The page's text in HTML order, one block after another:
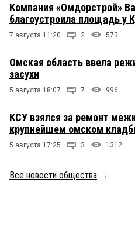
Компания «Омдорстрой»
благоустроила площадь
7 августа 11:20 2 573
Омская область ввела
засухи
5 августа 18:07 7 996
КСУ взялся за ремонт
крупнейшем омском
5 августа 17:25 3 1312
Все новости общества →